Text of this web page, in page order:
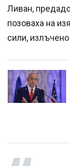
Ливан,
позоваха на
сили,